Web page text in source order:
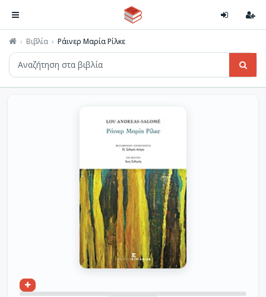
Βιβλία Ράινερ Μαρία Ρίλκε